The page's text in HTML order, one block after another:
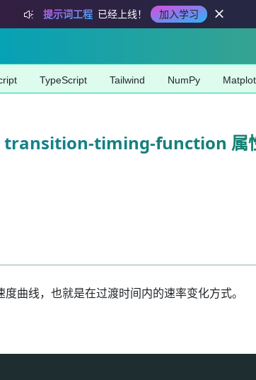
提示词工程 已经上线！ 加入学习
TypeScript Tailwind NumPy
transition-timing-function 属
线，也就是在过渡时间内的速率变化方式。